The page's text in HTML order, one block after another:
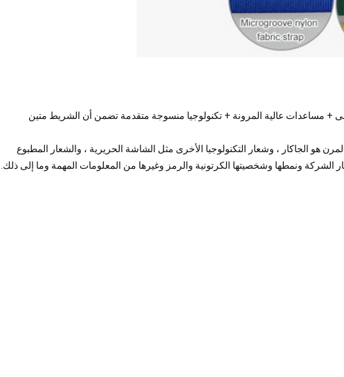
+ مساعدات عالية المرونة + تكنولوجيا منسوجة متقدمة تضمن أن الشريط متين
هو الجاكار ، وشعار التكنولوجيا الأخرى مثل الشاشة الحريرية ، والشعار المطبوع
ونمطها وشخصيتها الكرتونية والرمز وغيرها من المعلومات المهمة وما إلى ذلك.